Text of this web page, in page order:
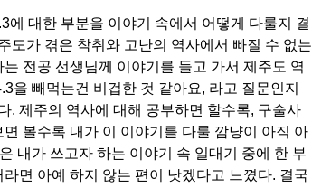
에 대한 부분을 이야기 속에서 어떻게 다룰지 결
도가 겪은 착취와 고난의 역사에서 빠질 수 없는
전공 선생님께 이야기를 들고 가서 제주도 역
을 빼먹는건 비겁한 것 같아요, 라고 질문인지
. 제주의 역사에 대해 공부하면 할수록, 구술사
볼수록 내가 이 이야기를 다룰 깜냥이 아직 아
내가 쓰고자 하는 이야기 속 일대기 중에 한 부
면 아예 하지 않는 편이 낫겠다고 느꼈다. 결국